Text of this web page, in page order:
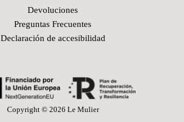
Devoluciones
Preguntas Frecuentes
Declaración de accesibilidad
Copyright © 2026 Le Mulier